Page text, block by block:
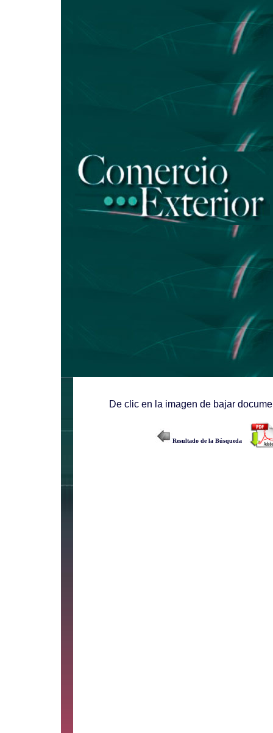
De clic en la imagen de bajar
Resultado de la Búsqueda